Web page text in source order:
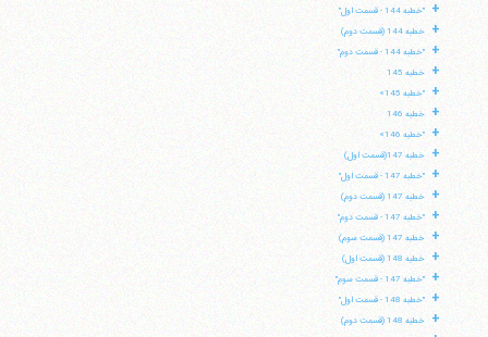
+ "خطبه 144 - قسمت اول"
+ خطبه 144 (قسمت دوم)
+ "خطبه 144 - قسمت دوم"
+ خطبه 145
+ "خطبه 145»
+ خطبه 146
+ "خطبه 146»
+ خطبه 147(قسمت اول)
+ "خطبه 147 - قسمت اول"
+ خطبه 147 (قسمت دوم)
+ "خطبه 147 - قسمت دوم"
+ خطبه 147 (قسمت سوم)
+ خطبه 148 (قسمت اول)
+ "خطبه 147 - قسمت سوم"
+ "خطبه 148 - قسمت اول"
+ خطبه 148 (قسمت دوم)